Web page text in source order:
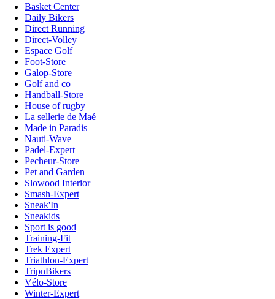
Basket Center
Daily Bikers
Direct Running
Direct-Volley
Espace Golf
Foot-Store
Galop-Store
Golf and co
Handball-Store
House of rugby
La sellerie de Maé
Made in Paradis
Nauti-Wave
Padel-Expert
Pecheur-Store
Pet and Garden
Slowood Interior
Smash-Expert
Sneak'In
Sneakids
Sport is good
Training-Fit
Trek Expert
Triathlon-Expert
TripnBikers
Vélo-Store
Winter-Expert